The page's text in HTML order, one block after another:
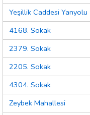
Yeşillik Caddesi Yanyolu
4168. Sokak
2379. Sokak
2205. Sokak
4304. Sokak
Zeybek Mahallesi